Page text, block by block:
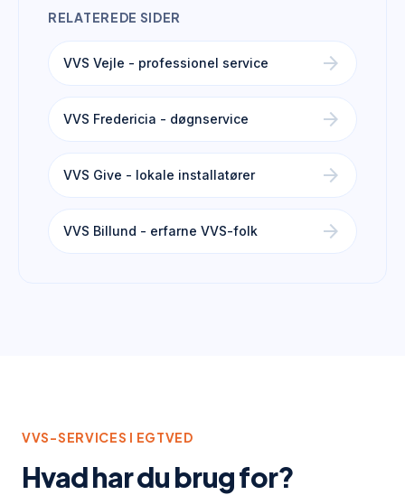
RELATEREDE SIDER
VVS Vejle - professionel service arrow_forward
VVS Fredericia - døgnservice arrow_forward
VVS Give - lokale installatører arrow_forward
VVS Billund - erfarne VVS-folk arrow_forward
VVS-SERVICES I EGTVED
Hvad har du brug for?